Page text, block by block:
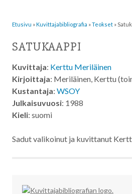
Etusivu »Kuvittaja­bibliografia »Teokset »
SATUKAAPPI
Kuvittaja: Kerttu Meriläinen
Kirjoittaja: Meriläinen, Kerttu
Kustantaja: WSOY
Julkaisuvuosi: 1988
Kieli: suomi
Sadut valikoinut ja kuvittanut